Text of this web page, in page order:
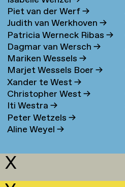
Piet van der Werf→
Judith van Werkhoven→
Patricia Werneck Ribas→
Dagmar van Wersch→
Mariken Wessels→
Marjet Wessels Boer→
Xander te West→
Christopher West→
Iti Westra→
Peter Wetzels→
Aline Weyel→
X